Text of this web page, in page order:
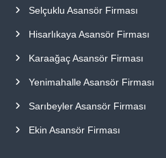
Selçuklu Asansör Firması
Hisarlıkaya Asansör Firması
Karaağaç Asansör Firması
Yenimahalle Asansör Firması
Sarıbeyler Asansör Firması
Ekin Asansör Firması